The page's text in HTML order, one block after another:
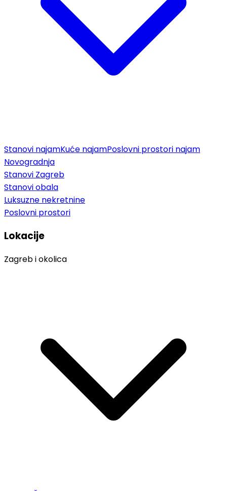
Stanovi najamKuće najamPoslovni prostori najam
Novogradnja
Stanovi Zagreb
Stanovi obala
Luksuzne nekretnine
Poslovni prostori
Lokacije
Zagreb i okolica